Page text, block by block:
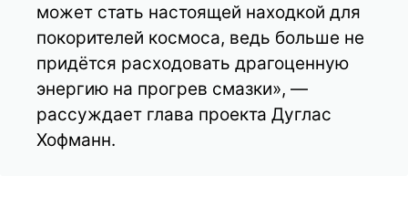
может стать настоящей находкой для
покорителей космоса, ведь больше не
придётся расходовать драгоценную
энергию на прогрев смазки», —
рассуждает глава проекта Дуглас
Хофманн.